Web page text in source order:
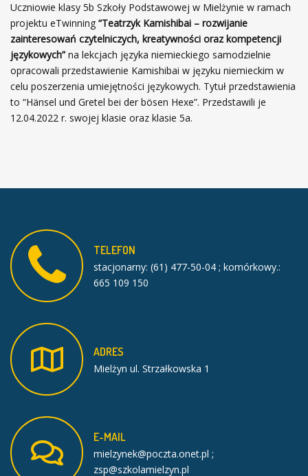
Uczniowie klasy 5b Szkoły Podstawowej w Mielżynie w ramach
projektu eTwinning “Teatrzyk Kamishibai – rozwijanie
zainteresowań czytelniczych, kreatywności oraz kompetencji
językowych”na lekcjach języka niemieckiego samodzielnie
opracowali przedstawienie Kamishibai w języku niemieckim w
celu poszerzenia umiejętności językowych. Tytuł przedstawienia
to “Hänsel und Gretel bei der bösen Hexe”. Przedstawili je
12.04.2022 r. swojej klasie oraz klasie 5a.
TELEFON
stacjonarny: (61) 477-50-04 ; komórkowy.:
665 109 150
ADRES
Mielżyn ul. Strzałkowska 1
E-MAIL
mielzynek@poczta.onet.pl ;
zsp@szkolamielzyn.pl